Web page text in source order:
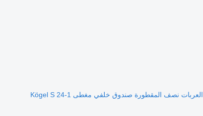
العربات نصف المقطورة صندوق خلفي مغطى Kögel S 24-1